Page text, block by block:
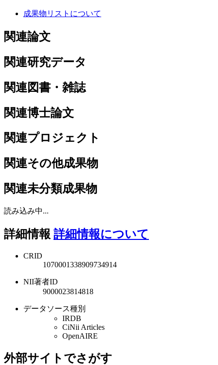
成果物リストについて
関連論文
関連研究データ
関連図書・雑誌
関連博士論文
関連プロジェクト
関連その他成果物
関連未分類成果物
読み込み中...
詳細情報 詳細情報について
CRID
1070001338909734914
NII著者ID
9000023814818
データソース種別
IRDB
CiNii Articles
OpenAIRE
外部サイトでさがす